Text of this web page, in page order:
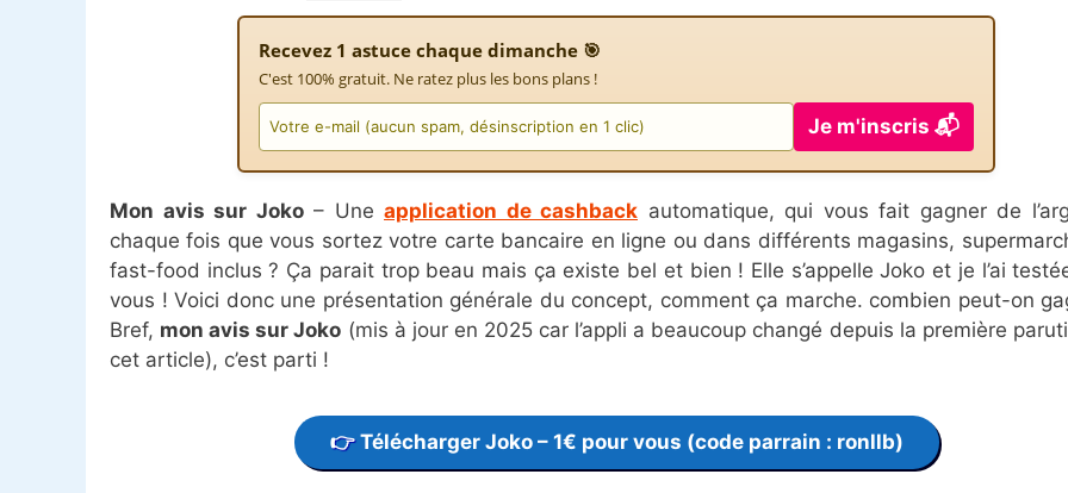
Recevez 1 astuce chaque dimanche 🎯
C'est 100% gratuit. Ne ratez plus les bons plans !
Je m'inscris 📬
Mon avis sur Joko– Une application de cashback automatique, qui vous fait gagner de
chaque fois que vous sortez votre carte bancaire en ligne ou dans différents magasins,
fast-food inclus ? Ça parait trop beau mais ça existe bel et bien ! Elle s’appelle Joko et je l’ai
vous ! Voici donc une présentation générale du concept, comment ça marche. combien peut-on
Bref, mon avis sur Joko (mis à jour en 2025 car l’appli a beaucoup changé depuis la première
cet article), c’est parti !
Télécharger Joko – 1€ pour vous (code parrain : ronllb)